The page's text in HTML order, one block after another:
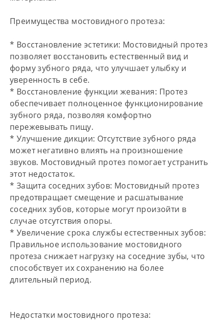
Преимущества мостовидного протеза:
* Восстановление эстетики: Мостовидный протез
позволяет восстановить естественный вид и
форму зубного ряда, что улучшает улыбку и
уверенность в себе.
* Восстановление функции жевания: Протез
обеспечивает полноценное функционирование
зубного ряда, позволяя комфортно
пережевывать пищу.
* Улучшение дикции: Отсутствие зубного ряда
может негативно влиять на произношение
звуков. Мостовидный протез помогает устранить
этот недостаток.
* Защита соседних зубов: Мостовидный протез
предотвращает смещение и расшатывание
соседних зубов, которые могут произойти в
случае отсутствия опоры.
* Увеличение срока службы естественных зубов:
Правильное использование мостовидного
протеза снижает нагрузку на соседние зубы, что
способствует их сохранению на более
длительный период.
Недостатки мостовидного протеза: